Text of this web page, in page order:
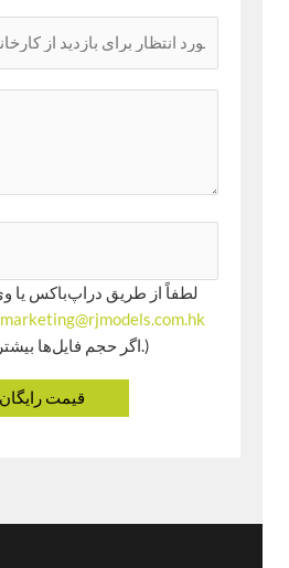
marketing@rjmodels.com.hk
اگر حجم فایل‌ها بیشتر از ۵۰ مگابایت باشد.)